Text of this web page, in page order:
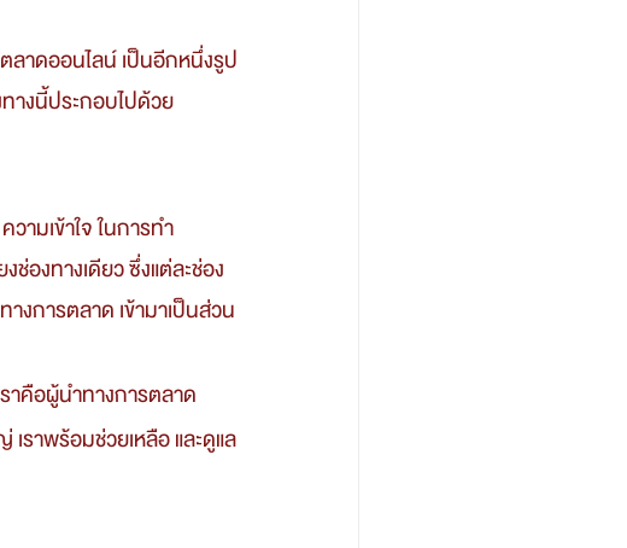
างนี้ประกอบไปด้วย
ช่องทางเดียว ซึ่งแต่ละช่อง
งการตลาด เข้ามาเป็นส่วน
ราพร้อมช่วยเหลือ และดูแล